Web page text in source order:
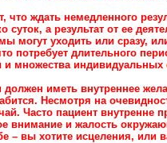
что ждать немедленного
суток, а результат от ее
могут уходить или сразу,
потребует длительного
и множества индивидуальных
иметь внутреннее
Несмотря на
Часто пациент
внимание и жалость
– вы хотите исцеления,